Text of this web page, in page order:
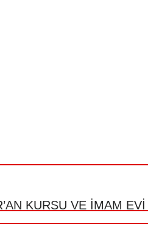
KURSU VE İMAM EVİ